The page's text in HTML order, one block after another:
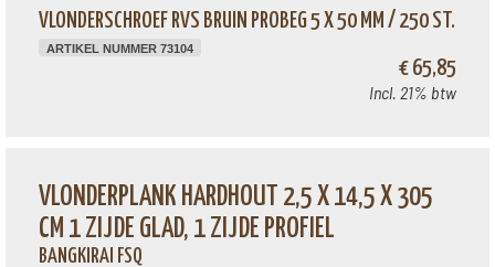
VLONDERSCHROEF RVS BRUIN PROBEG 5 X 50 MM / 250 ST.
ARTIKEL NUMMER 73104
€ 65,85
Incl. 21% btw
VLONDERPLANK HARDHOUT 2,5 X 14,5 X 305
CM 1 ZIJDE GLAD, 1 ZIJDE PROFIEL
BANGKIRAI FSQ